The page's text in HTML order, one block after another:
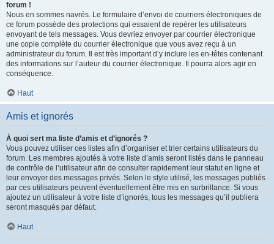
forum !
Nous en sommes navrés. Le formulaire d’envoi de courriers électroniques de
ce forum possède des protections qui essaient de repérer les utilisateurs
envoyant de tels messages. Vous devriez envoyer par courrier électronique
une copie complète du courrier électronique que vous avez reçu à un
administrateur du forum. Il est très important d’y inclure les en-têtes contenant
des informations sur l’auteur du courrier électronique. Il pourra alors agir en
conséquence.
Haut
Amis et ignorés
À quoi sert ma liste d’amis et d’ignorés ?
Vous pouvez utiliser ces listes afin d’organiser et trier certains utilisateurs du
forum. Les membres ajoutés à votre liste d’amis seront listés dans le panneau
de contrôle de l’utilisateur afin de consulter rapidement leur statut en ligne et
leur envoyer des messages privés. Selon le style utilisé, les messages publiés
par ces utilisateurs peuvent éventuellement être mis en surbrillance. Si vous
ajoutez un utilisateur à votre liste d’ignorés, tous les messages qu’il publiera
seront masqués par défaut.
Haut